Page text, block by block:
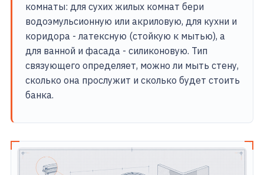
комнаты: для сухих жилых комнат бери
водоэмульсионную или акриловую, для кухни и
коридора - латексную (стойкую к мытью), а
для ванной и фасада - силиконовую. Тип
связующего определяет, можно ли мыть стену,
сколько она прослужит и сколько будет стоить
банка.